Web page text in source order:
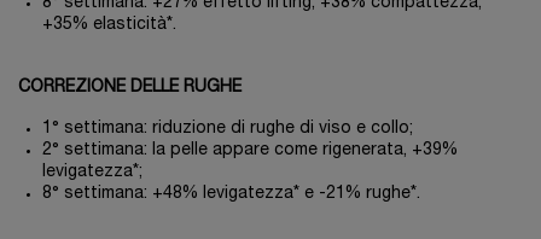
+35% elasticità*.
CORREZIONE DELLE RUGHE
1° settimana: riduzione di rughe di viso e collo;
2° settimana: la pelle appare come rigenerata, +39%
levigatezza*;
8° settimana: +48% levigatezza* e -21% rughe*.